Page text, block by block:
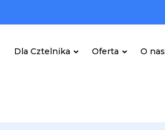
Dla Cztelnika Oferta O nas